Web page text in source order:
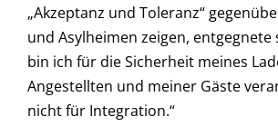
„Akzeptanz und Toleranz“
und Asylheimen zeigen, entgegnete
bin ich für die Sicherheit meines
Angestellten und meiner Gäste
nicht für Integration.“